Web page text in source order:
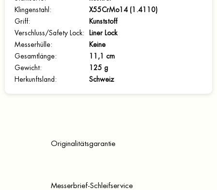
Klingenstahl :
X55CrMo14 (1.4110)
Griff:
Kunststoff
Verschluss/Safety Lock:
Liner Lock
Messerhülle:
Keine
Gesamtlänge:
11,1 cm
Gewicht:
125 g
Herkunftsland : Schweiz
Originalitätsgarantie
Messerbrief-Schleifservice